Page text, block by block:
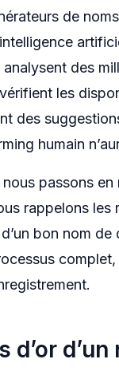
de
des
les
des
humain
passons
rappelons les
bon nom de
d’or d’un